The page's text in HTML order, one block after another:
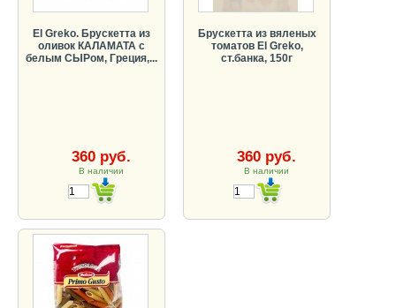
El Greko. Брускетта из
оливок КАЛАМАТА с
белым СЫРом, Греция,...
360 руб.
В наличии
Брускетта из вяленых
томатов El Greko,
ст.банка, 150г
360 руб.
В наличии